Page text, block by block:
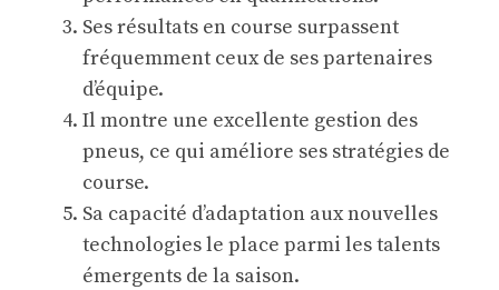
Ses résultats en course surpassent
fréquemment ceux de ses partenaires
d’équipe.
Il montre une excellente gestion des
pneus, ce qui améliore ses stratégies de
course.
Sa capacité d’adaptation aux nouvelles
technologies le place parmi lestalents
émergents de la saison.